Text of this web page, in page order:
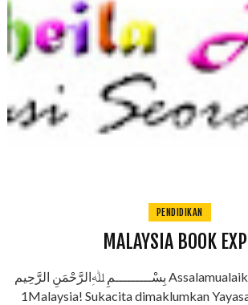
PENDIDIKAN
MALAYSIA BOOK
بِسْـــــــــمِ ﷲِالرَّحْمَنِ الرَّحِيم Assalamualaikum WBT & Salam
1Malaysia! Sukacita dimaklumkan